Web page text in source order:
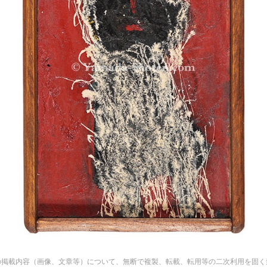
載内容（画像、文章等）について、無断で複製、転載、転用等の二次利用を固く